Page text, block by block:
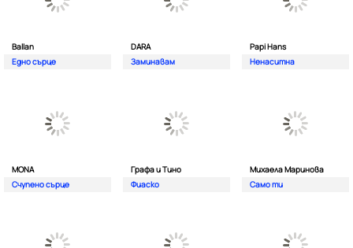
Ballan
Едно сърце
DARA
Заминавам
Papi Hans
Ненаситна
MONA
Счупено сърце
Графа и Тино
Фиаско
Михаела Маринова
Само ти